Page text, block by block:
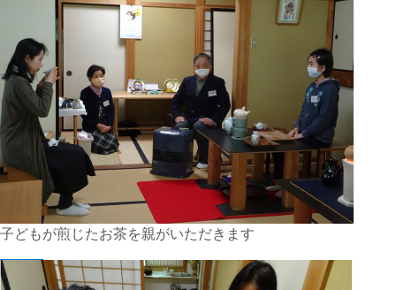
子どもが煎じたお茶を親がいただきます